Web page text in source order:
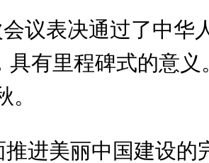
议表决通过了中
有里程碑式的意
推进美丽中国建设的